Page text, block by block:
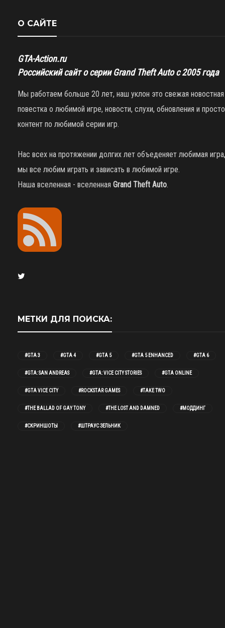
О САЙТЕ
GTA-Action.ru
Российский сайт о серии Grand Theft Auto с 2005 года
Мы работаем больше 20 лет, наш уклон это свежая новостная
повестка о любимой игре, новости, слухи, обновления и просто
контент по любимой серии игр.
Нас всех на протяжении долгих лет объеденяет любимая игра,
мы все любим играть и зависать в любимой игре.
Наша вселенная - вселенная Grand Theft Auto.
МЕТКИ ДЛЯ ПОИСКА:
#GTA 3 #GTA 4 #GTA 5 #GTA 5 ENHANCED #GTA 6
#GTA: SAN ANDREAS #GTA: VICE CITY STORIES #GTA ONLINE
#GTA VICE CITY #ROCKSTAR GAMES #TAKE TWO
#THE BALLAD OF GAY TONY #THE LOST AND DAMNED #МОДДИНГ
#СКРИНШОТЫ #ШТРАУС ЗЕЛЬНИК